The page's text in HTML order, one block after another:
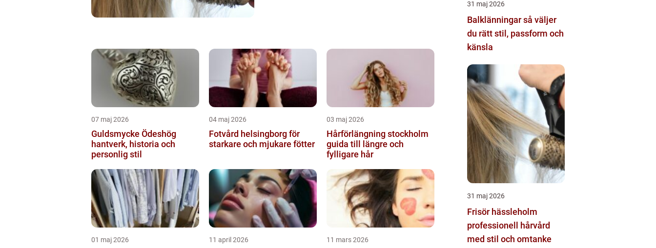
07 maj 2026
Guldsmycke Ödeshög
hantverk, historia och
personlig stil
04 maj 2026
Fotvård helsingborg för
starkare och mjukare fötter
03 maj 2026
Hårförlängning stockholm
guida till längre och
fylligare hår
01 maj 2026 11 april 2026 11 mars 2026
31 maj 2026
Balklänningar så väljer
du rätt stil, passform och
känsla
31 maj 2026
Frisör hässleholm
professionell hårvård
med stil och omtanke